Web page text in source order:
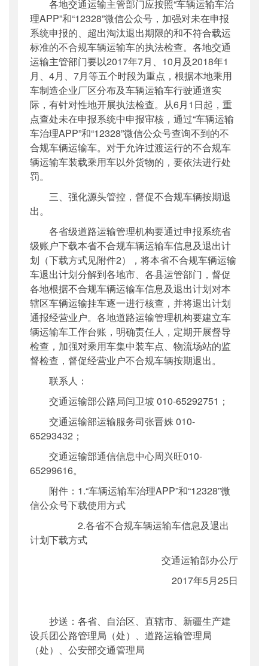
各地交通运输主管部门应按照“车辆运输车治
理APP”和“12328”微信公众号，加强对未在申报
系统申报的、超出淘汰退出期限的和不符合载运
标准的不合规车辆运输车的执法检查。各地交通
运输主管部门要以2017年7月、10月及2018年1
月、4月、7月等五个时段为重点，根据本地乘用
车制造企业厂区分布及车辆运输车行驶通道实
际，有针对性地开展执法检查。从6月1日起，重
点查处未在申报系统中申报审核，通过“车辆运输
车治理APP”和“12328”微信公众号查询不到的不
合规车辆运输车。对于允许过渡运行的不合规车
辆运输车装载乘用车以外货物的，要依法进行处
罚。
三、强化源头管控，督促不合规车辆按期退
出。
各省级道路运输管理机构要通过申报系统省
级账户下载本省不合规车辆运输车信息及退出计
划（下载方式见附件2），将本省不合规车辆运输
车退出计划分解到各地市、各县运管部门，督促
各地根据不合规车辆运输车信息及退出计划对本
辖区车辆运输挂车逐一进行核查，并将退出计划
通报经营业户。各地道路运输管理机构要建立车
辆运输车工作台账，明确责任人，定期开展督导
检查，加强对乘用车集中装车点、物流场站的监
督检查，督促经营业户不合规车辆按期退出。
联系人：
交通运输部公路局闫卫坡 010-65292751；
交通运输部运输服务司张晋姝 010-
65293432；
交通运输部通信信息中心周兴旺010-
65299616。
附件：1.“车辆运输车治理APP”和“12328”微
信公众号下载使用方式
2.各省不合规车辆运输车信息及退出
计划下载方式
交通运输部办公厅
2017年5月25日
抄送：各省、自治区、直辖市、新疆生产建
设兵团公路管理局（处）、道路运输管理局
（处）、公安部交通管理局